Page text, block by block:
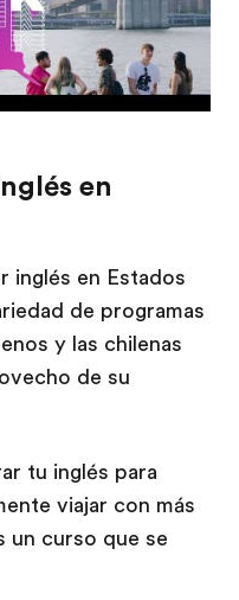
en
inglés en Estados
de programas
y las chilenas
de su
tu inglés para
viajar con más
un curso que se